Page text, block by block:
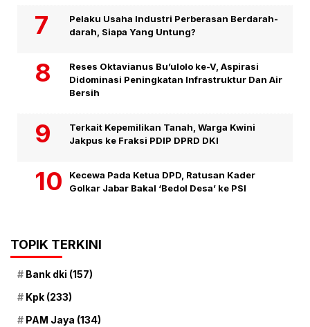
Pelaku Usaha Industri Perberasan Berdarah-
darah, Siapa Yang Untung?
Reses Oktavianus Bu’ulolo ke-V, Aspirasi
Didominasi Peningkatan Infrastruktur Dan Air
Bersih
Terkait Kepemilikan Tanah, Warga Kwini
Jakpus ke Fraksi PDIP DPRD DKI
Kecewa Pada Ketua DPD, Ratusan Kader
Golkar Jabar Bakal ‘Bedol Desa’ ke PSI
TOPIK TERKINI
Bank dki (157)
Kpk (233)
PAM Jaya (134)